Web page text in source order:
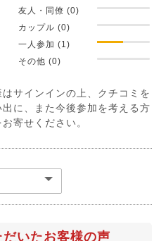
友人・同僚 (0)
カップル (0)
一人参加 (1)
その他 (0)
サインインの上、クチコミを
に、また今後参加を考える方
寄せください。
いたお客様の声